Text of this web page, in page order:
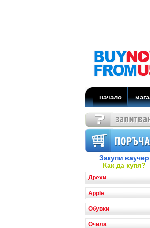
начало
Закупи ваучер
Как да купя?
Дрехи
Apple
Обувки
Очила